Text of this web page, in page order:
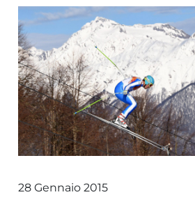
28 Gennaio 2015